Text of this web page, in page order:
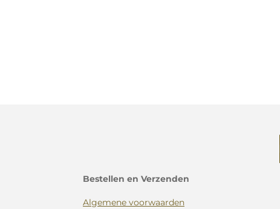
Bestellen en Verzenden
Algemene voorwaarden